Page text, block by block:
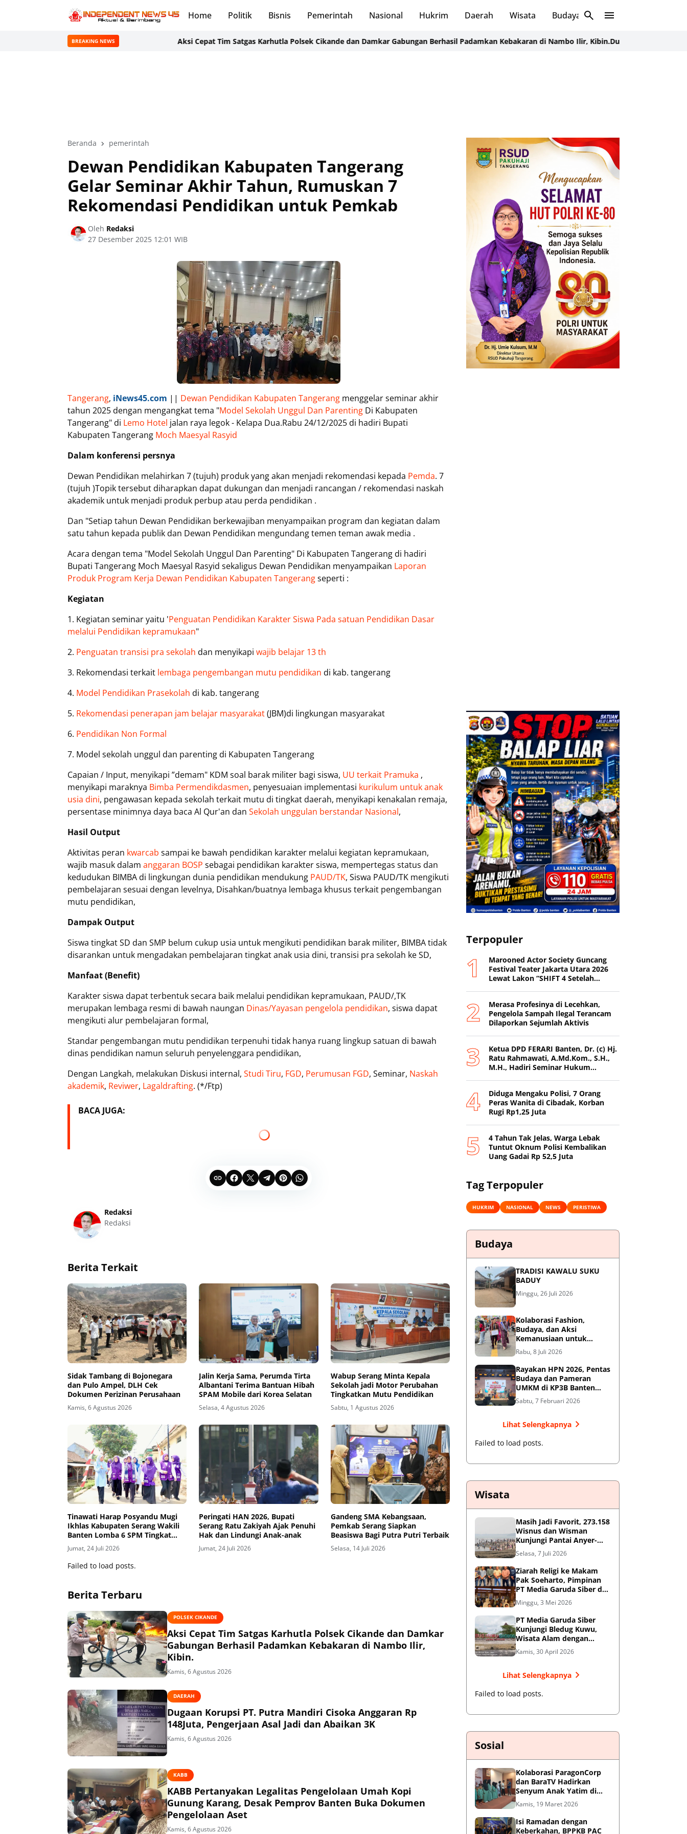
Home Politik Bisnis Pemerintah Nasional Hukrim Daerah Wisata Budaya Sosial
BREAKING NEWS Aksi Cepat Tim Satgas Karhutla Polsek Cikande dan Damkar Gabungan Berhasil Padamkan Kebakaran di Nambo Ilir, Kibin.Dugaan Korupsi PT. Putra
Beranda pemerintah
Dewan Pendidikan Kabupaten Tangerang
Gelar Seminar Akhir Tahun, Rumuskan 7
Rekomendasi Pendidikan untuk Pemkab
Oleh Redaksi
27 Desember 2025 12:01 WIB
Tangerang, iNews45.com || Dewan Pendidikan Kabupaten Tangerang menggelar seminar akhir
tahun 2025 dengan mengangkat tema "Model Sekolah Unggul Dan Parenting Di Kabupaten
Tangerang" di Lemo Hotel jalan raya legok - Kelapa Dua.Rabu 24/12/2025 di hadiri Bupati
Kabupaten Tangerang Moch Maesyal Rasyid
Dalam konferensi persnya
Dewan Pendidikan melahirkan 7 (tujuh) produk yang akan menjadi rekomendasi kepada Pemda. 7
(tujuh )Topik tersebut diharapkan dapat dukungan dan menjadi rancangan / rekomendasi naskah
akademik untuk menjadi produk perbup atau perda pendidikan .
Dan "Setiap tahun Dewan Pendidikan berkewajiban menyampaikan program dan kegiatan dalam
satu tahun kepada publik dan Dewan Pendidikan mengundang temen teman awak media .
Acara dengan tema "Model Sekolah Unggul Dan Parenting" Di Kabupaten Tangerang di hadiri
Bupati Tangerang Moch Maesyal Rasyid sekaligus Dewan Pendidikan menyampaikan Laporan
Produk Program Kerja Dewan Pendidikan Kabupaten Tangerangseperti :
Kegiatan
1. Kegiatan seminar yaitu 'Penguatan Pendidikan Karakter Siswa Pada satuan Pendidikan Dasar
melalui Pendidikan kepramukaan"
2. Penguatan transisi pra sekolah dan menyikapi wajib belajar 13 th
3. Rekomendasi terkait lembaga pengembangan mutu pendidikan di kab. tangerang
4. Model Pendidikan Prasekolah di kab. tangerang
5. Rekomendasi penerapan jam belajar masyarakat(JBM)di lingkungan masyarakat
6. Pendidikan Non Formal
7. Model sekolah unggul dan parenting di Kabupaten Tangerang
Capaian / Input, menyikapi ”demam" KDM soal barak militer bagi siswa, UU terkait Pramuka ,
menyikapi maraknya Bimba Permendikdasmen, penyesuaian implementasi kurikulum untuk anak
usia dini, pengawasan kepada sekolah terkait mutu di tingkat daerah, menyikapi kenakalan remaja,
persentase minimnya daya baca Al Qur'an dan Sekolah unggulan berstandar Nasional,
Hasil Output
Aktivitas peran kwarcab sampai ke bawah pendidikan karakter melalui kegiatan kepramukaan,
wajib masuk dalam anggaran BOSP sebagai pendidikan karakter siswa, mempertegas status dan
kedudukan BIMBA di lingkungan dunia pendidikan mendukung PAUD/TK, Siswa PAUD/TK mengikuti
pembelajaran sesuai dengan levelnya, Disahkan/buatnya lembaga khusus terkait pengembangan
mutu pendidikan,
Dampak Output
Siswa tingkat SD dan SMP belum cukup usia untuk mengikuti pendidikan barak militer, BIMBA tidak
disarankan untuk mengadakan pembelajaran tingkat anak usia dini, transisi pra sekolah ke SD,
Manfaat (Benefit)
Karakter siswa dapat terbentuk secara baik melalui pendidikan kepramukaan, PAUD/,TK
merupakan lembaga resmi di bawah naungan Dinas/Yayasan pengelola pendidikan, siswa dapat
mengikuti alur pembelajaran formal,
Standar pengembangan mutu pendidikan terpenuhi tidak hanya ruang lingkup satuan di bawah
dinas pendidikan namun seluruh penyelenggara pendidikan,
Dengan Langkah, melakukan Diskusi internal, Studi Tiru, FGD, Perumusan FGD, Seminar, Naskah
akademik, Reviwer, Lagaldrafting. (*/Ftp)
BACA JUGA:
Redaksi
Redaksi
Berita Terkait
Sidak Tambang di Bojonegara
dan Pulo Ampel, DLH Cek
Dokumen Perizinan Perusahaan
Kamis, 6 Agustus 2026
Jalin Kerja Sama, Perumda Tirta
Albantani Terima Bantuan Hibah
SPAM Mobile dari Korea Selatan
Selasa, 4 Agustus 2026
Wabup Serang Minta Kepala
Sekolah jadi Motor Perubahan
Tingkatkan Mutu Pendidikan
Sabtu, 1 Agustus 2026
Tinawati Harap Posyandu Mugi
Ikhlas Kabupaten Serang Wakili
Banten Lomba 6 SPM Tingkat
Nasional
Jumat, 24 Juli 2026
Peringati HAN 2026, Bupati
Serang Ratu Zakiyah Ajak Penuhi
Hak dan Lindungi Anak-anak
Jumat, 24 Juli 2026
Gandeng SMA Kebangsaan,
Pemkab Serang Siapkan
Beasiswa Bagi Putra Putri Terbaik
Selasa, 14 Juli 2026
Failed to load posts.
Berita Terbaru
POLSEK CIKANDE
Aksi Cepat Tim Satgas Karhutla Polsek Cikande dan Damkar
Gabungan Berhasil Padamkan Kebakaran di Nambo Ilir,
Kibin.
Kamis, 6 Agustus 2026
DAERAH
Dugaan Korupsi PT. Putra Mandiri Cisoka Anggaran Rp
148Juta, Pengerjaan Asal Jadi dan Abaikan 3K
Kamis, 6 Agustus 2026
KABB
KABB Pertanyakan Legalitas Pengelolaan Umah Kopi
Gunung Karang, Desak Pemprov Banten Buka Dokumen
Pengelolaan Aset
Kamis, 6 Agustus 2026
Terpopuler
Marooned Actor Society Guncang
Festival Teater Jakarta Utara 2026
Lewat Lakon “SHIFT 4 Setelah
Merasa Profesinya di Lecehkan,
Pengelola Sampah Ilegal Terancam
Dilaporkan Sejumlah Aktivis
Ketua DPD FERARI Banten, Dr. (c) Hj.
Ratu Rahmawati, A.Md.Kom., S.H.,
M.H., Hadiri Seminar Hukum
Diduga Mengaku Polisi, 7 Orang
Peras Wanita di Cibadak, Korban
Rugi Rp1,25 Juta
4 Tahun Tak Jelas, Warga Lebak
Tuntut Oknum Polisi Kembalikan
Uang Gadai Rp 52,5 Juta
Tag Terpopuler
HUKRIM NASIONAL NEWS PERISTIWA
Budaya
TRADISI KAWALU SUKU
BADUY
Minggu, 26 Juli 2026
Kolaborasi Fashion,
Budaya, dan Aksi
Kemanusiaan untuk
Pasien Kanker Dhuafa
Rabu, 8 Juli 2026
Rayakan HPN 2026, Pentas
Budaya dan Pameran
UMKM di KP3B Banten
Sedot Antusiasme Warga
Sabtu, 7 Februari 2026
Lihat Selengkapnya
Failed to load posts.
Wisata
Masih Jadi Favorit, 273.158
Wisnus dan Wisman
Kunjungi Pantai Anyer-
Cinangka Selama Libur
Sekolah
Selasa, 7 Juli 2026
Ziarah Religi ke Makam
Pak Soeharto, Pimpinan
PT Media Garuda Siber dan
Redaksi Hormati Jasa Sang
Jendral Besar
Minggu, 3 Mei 2026
PT Media Garuda Siber
Kunjungi Bledug Kuwu,
Wisata Alam dengan
Segudang Keunikan dan
Potensi UMKM
Kamis, 30 April 2026
Lihat Selengkapnya
Failed to load posts.
Sosial
Kolaborasi ParagonCorp
dan BaraTV Hadirkan
Senyum Anak Yatim di
Hotel Le Semar Tangerang
Kamis, 19 Maret 2026
Isi Ramadan dengan
Keberkahan, BPPKB PAC